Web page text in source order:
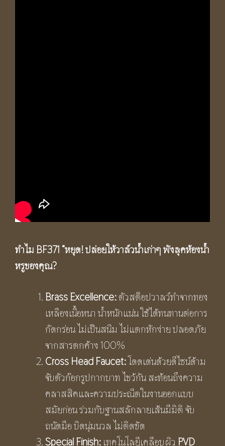
ทำไม BF371 “หยุด! ปล่อยให้วาล์วน้ำเก่าๆ พังลุคห้องน้ำ
หรูของคุณ?
Brass Excellence:ตัวสต็อปวาลว์ทำจากทอง
เหลืองเนื้อหนา น้ำหนักแน่น ใช้ได้ทนทานต่อการ
กัดกร่อน ไม่เป็นสนิม ไม่แตกหักง่าย ปลอดภัย
จากสารตกค้าง 100%
Cross Head Faucet:โดดเด่นด้วยดีไซน์​ด้าม
จับตัวก๊อกรูปกากบาท ไขว้กัน สะท้อนถึงความ
คลาสสิคและความประณีตในงานออกแบบ
สมัยก่อน ร่วมกับฐานสลักลายเส้นมีมิติ จับ
ถนัดมือ บิดนุ่มนวล ไม่ติดขัด
Special Finish: เทคโนโลยีเคลือบผิว PVD